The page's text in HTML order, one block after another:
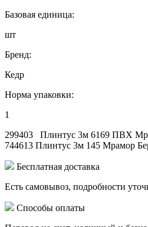
Базовая единица:
шт
Бренд:
Кедр
Норма упаковки:
1
299403 Плинтус 3м 6169 ПВХ
744613 Плинтус 3м 145 Мрамор
Бесплатная доставка
Есть самовывоз, подробности
Способы оплаты